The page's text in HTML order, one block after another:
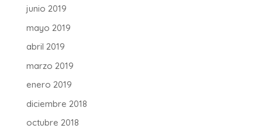
junio 2019
mayo 2019
abril 2019
marzo 2019
enero 2019
diciembre 2018
octubre 2018